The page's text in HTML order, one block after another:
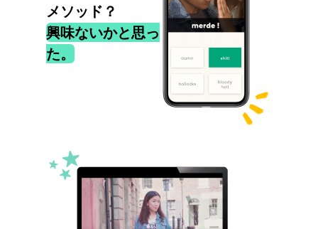
メソッド？
興味ないかと思っ
た。